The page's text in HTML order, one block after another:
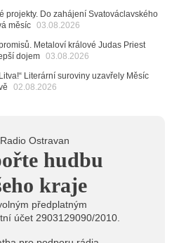
naši show
AUDIO
míří Bára Zmeková Trio.
Music: Klubová scéna na festivalu
projekty. Do zahájení Svatováclavského
měsíc 03.08.2026
Metaloví králové Judas Priest
dojem 03.08.2026
Literární suroviny uzavřely Měsíc
02.08.2026
hudbu
kraje
předplatným
účet 2903129090/2010.